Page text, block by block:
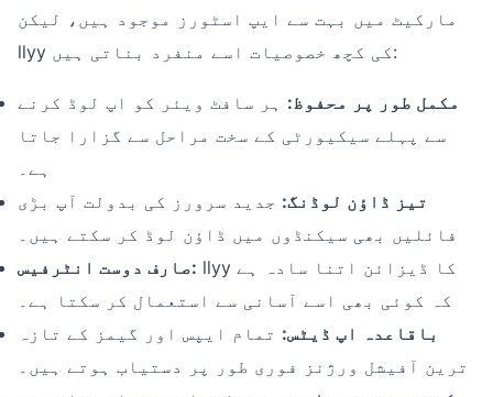
مارکیٹ میں بہت سے ایپ اسٹورز موجود ہیں، لیکن
llyy کی کچھ خصوصیات اسے منفرد بناتی ہیں:
مکمل طور پر محفوظ: ہر سافٹ ویئر کو اپ لوڈ کرنے
سے پہلے سیکیورٹی کے سخت مراحل سے گزارا جاتا
ہے۔
تیز ڈاؤن لوڈنگ: جدید سرورز کی بدولت آپ بڑی
فائلیں بھی سیکنڈوں میں ڈاؤن لوڈ کر سکتے ہیں۔
صارف دوست انٹرفیس: llyy کا ڈیزائن اتنا سادہ ہے
کہ کوئی بھی اسے آسانی سے استعمال کر سکتا ہے۔
باقاعدہ اپ ڈیٹس: تمام ایپس اور گیمز کے تازہ
ترین آفیشل ورژنز فوری طور پر دستیاب ہوتے ہیں۔